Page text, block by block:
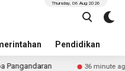
Pendidikan
Thursday, 06 Aug 2026
36 minute ago Sering